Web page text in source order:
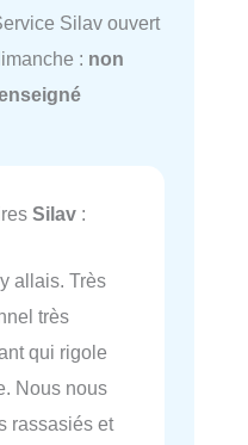
Silav ouvert
: non
Silav :
allais. Très
très
qui rigole
Nous nous
rassasiés et